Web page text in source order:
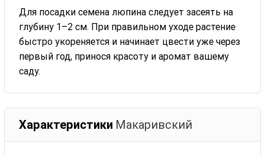
Для посадки семена люпина следует засеять на
глубину 1–2 см. При правильном уходе растение
быстро укореняется и начинает цвести уже через
первый год, принося красоту и аромат вашему
саду.
Характеристики Макаривский